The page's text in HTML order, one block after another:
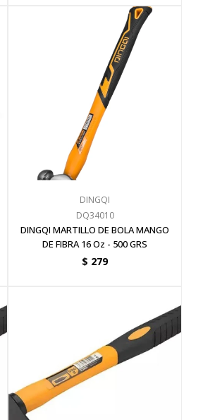
DINGQI
DQ34010
DINGQI MARTILLO DE BOLA MANGO
DE FIBRA 16 Oz - 500 GRS
$ 279